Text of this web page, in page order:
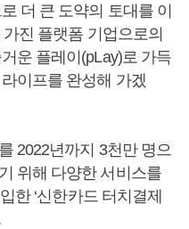
더 큰 도약의 토대를 이
가진 플랫폼 기업으로의
운 플레이(pLay)로 가득
이프를 완성해 가겠
2022년까지 3천만 명으
위해 다양한 서비스를
한 ‘신한카드 터치결제